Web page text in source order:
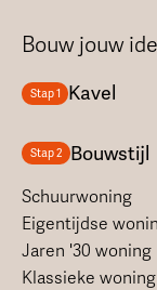
Bouw jouw
Stap 1 Kavel
Stap 2 Bouwstijl
Schuurwoning
Eigentijdse
Jaren '30 woning
Klassieke woning